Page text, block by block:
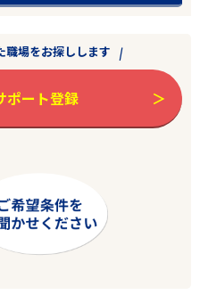
職場をお探しします
ート登録